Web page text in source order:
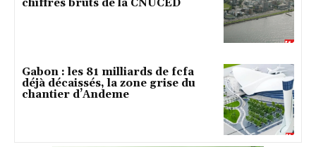
chiffres bruts de la CNUCED
Gabon : les 81 milliards de fcfa
déjà décaissés, la zone grise du
chantier d’Andeme